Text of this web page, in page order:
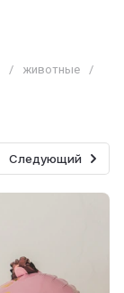
/ животные
/
Следующий